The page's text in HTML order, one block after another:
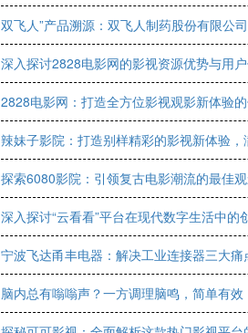
双飞人”产品溯源：双飞人制药股份有限公司
深入探讨2828电影网的影视资源优势与用
2828电影网：打造全方位影视观影新体验
辣妹子影院：打造别样精彩的影视新体验
探索6080影院：引领复古电影潮流的最佳
深入探讨“云看看”平台在现代数字生活中的
宁波飞达甬丰电器：解决工业连接器三大
脑内总有嗡嗡声？一方调理脑鸣，简单有效